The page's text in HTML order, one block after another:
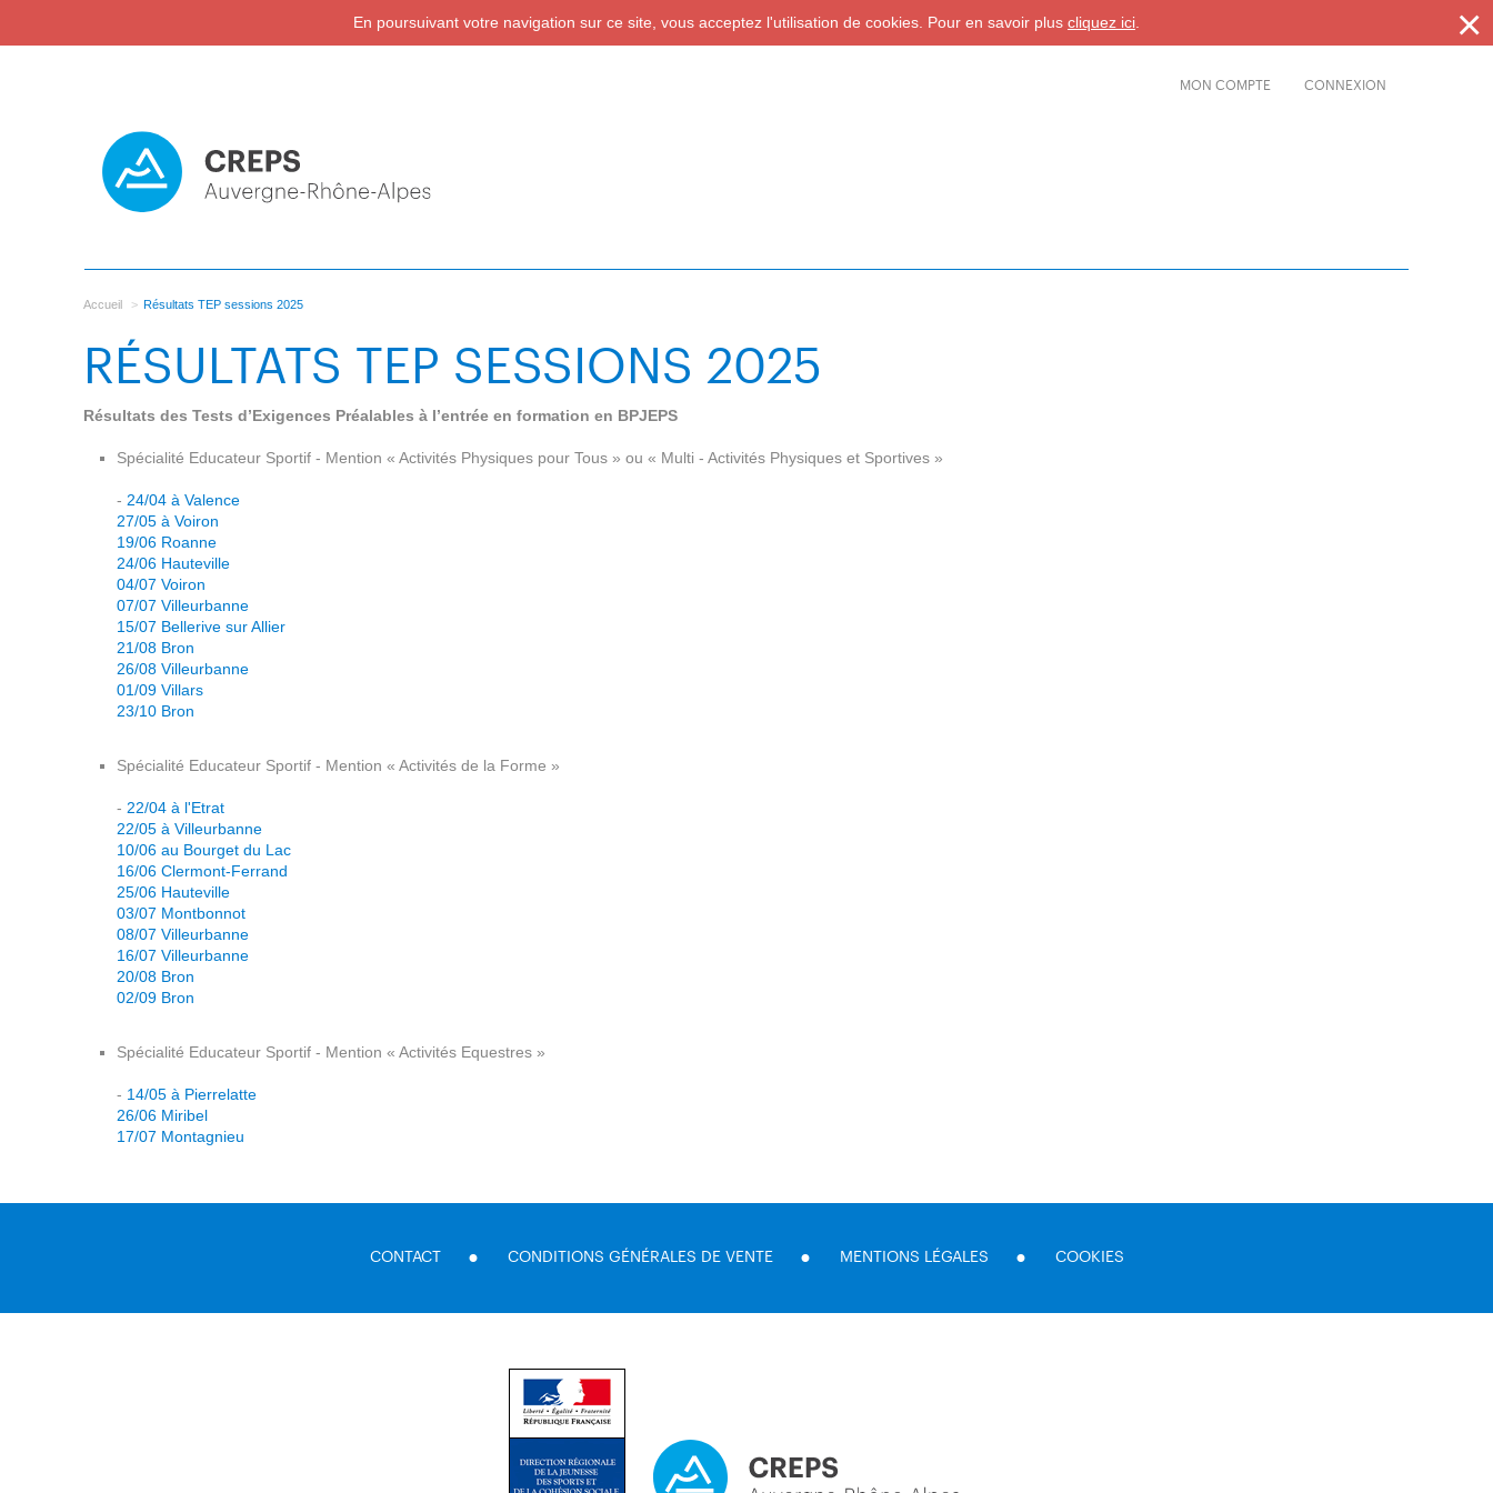
En poursuivant votre navigation sur ce site, vous acceptez l'utilisation de cookies. Pour en savoir plus cliquez ici ×
MON COMPTE CONNEXION
Accueil Résultats TEP sessions 2025
RÉSULTATS TEP SESSIONS 2025
Résultats des Tests d’Exigences Préalables à l’entrée en formation en BPJEPS
Spécialité Educateur Sportif - Mention « Activités Physiques pour Tous » ou « Multi - Activités Physiques et Sportives »
- 24/04 à Valence
27/05 à Voiron
19/06 Roanne
24/06 Hauteville
04/07 Voiron
07/07 Villeurbanne
15/07 Bellerive sur Allier
21/08 Bron
26/08 Villeurbanne
01/09 Villars
23/10 Bron
Spécialité Educateur Sportif - Mention « Activités de la Forme »
- 22/04 à l'Etrat
22/05 à Villeurbanne
10/06 au Bourget du Lac
16/06 Clermont-Ferrand
25/06 Hauteville
03/07 Montbonnot
08/07 Villeurbanne
16/07 Villeurbanne
20/08 Bron
02/09 Bron
Spécialité Educateur Sportif - Mention « Activités Equestres »
- 14/05 à Pierrelatte
26/06 Miribel
17/07 Montagnieu
CONTACT CONDITIONS GÉNÉRALES DE VENTE MENTIONS LÉGALES COOKIES